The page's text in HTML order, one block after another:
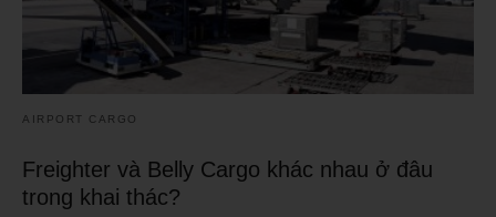
AIRPORT CARGO
Freighter và Belly Cargo khác nhau ở đâu
trong khai thác?